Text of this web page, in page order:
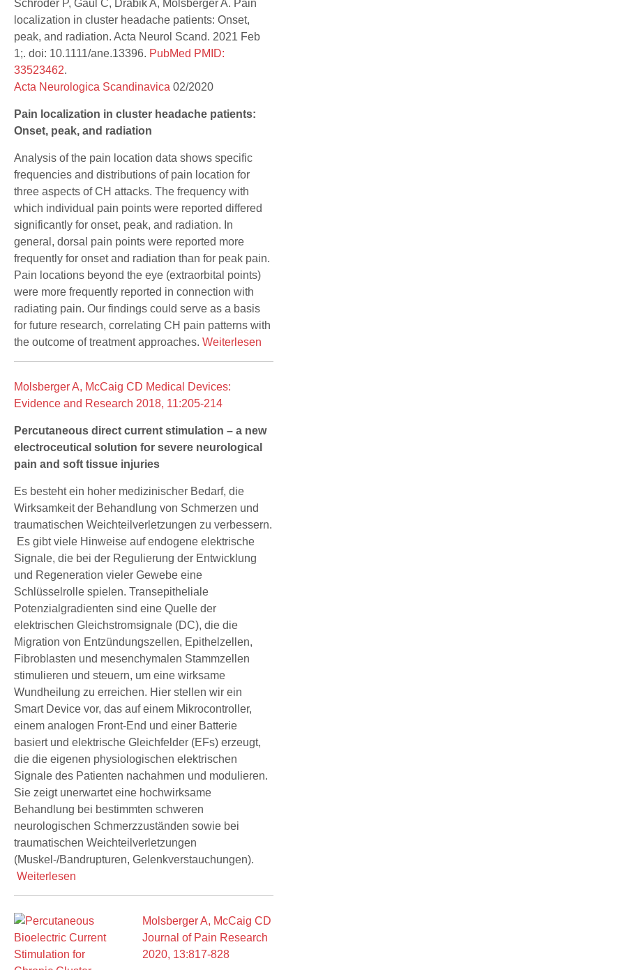
Schröder P, Gaul C, Drabik A, Molsberger A. Pain
localization in cluster headache patients: Onset,
peak, and radiation. Acta Neurol Scand. 2021 Feb
1;. doi: 10.1111/ane.13396. PubMed PMID:
33523462.
Acta Neurologica Scandinavica 02/2020
Pain localization in cluster headache patients:
Onset, peak, and radiation
Analysis of the pain location data shows specific
frequencies and distributions of pain location for
three aspects of CH attacks. The frequency with
which individual pain points were reported differed
significantly for onset, peak, and radiation. In
general, dorsal pain points were reported more
frequently for onset and radiation than for peak pain.
Pain locations beyond the eye (extraorbital points)
were more frequently reported in connection with
radiating pain. Our findings could serve as a basis
for future research, correlating CH pain patterns with
the outcome of treatment approaches. Weiterlesen
Molsberger A, McCaig CD Medical Devices:
Evidence and Research 2018, 11:205-214
Percutaneous direct current stimulation – a new
electroceutical solution for severe neurological
pain and soft tissue injuries
Es besteht ein hoher medizinischer Bedarf, die
Wirksamkeit der Behandlung von Schmerzen und
traumatischen Weichteilverletzungen zu verbessern.
Es gibt viele Hinweise auf endogene elektrische
Signale, die bei der Regulierung der Entwicklung
und Regeneration vieler Gewebe eine
Schlüsselrolle spielen. Transepitheliale
Potenzialgradienten sind eine Quelle der
elektrischen Gleichstromsignale (DC), die die
Migration von Entzündungszellen, Epithelzellen,
Fibroblasten und mesenchymalen Stammzellen
stimulieren und steuern, um eine wirksame
Wundheilung zu erreichen. Hier stellen wir ein
Smart Device vor, das auf einem Mikrocontroller,
einem analogen Front-End und einer Batterie
basiert und elektrische Gleichfelder (EFs) erzeugt,
die die eigenen physiologischen elektrischen
Signale des Patienten nachahmen und modulieren.
Sie zeigt unerwartet eine hochwirksame
Behandlung bei bestimmten schweren
neurologischen Schmerzzuständen sowie bei
traumatischen Weichteilverletzungen
(Muskel-/Bandrupturen, Gelenkverstauchungen).
Weiterlesen
Molsberger A, McCaig CD
Journal of Pain Research
2020, 13:817-828